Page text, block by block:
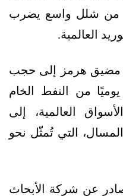
من شلل واسع يضرب
العالمية.
مضيق هرمز إلى حجب
يوميًا من النفط الخام
العالمية، إلى
التي تُمثّل نحو
عن شركة الأبحاث